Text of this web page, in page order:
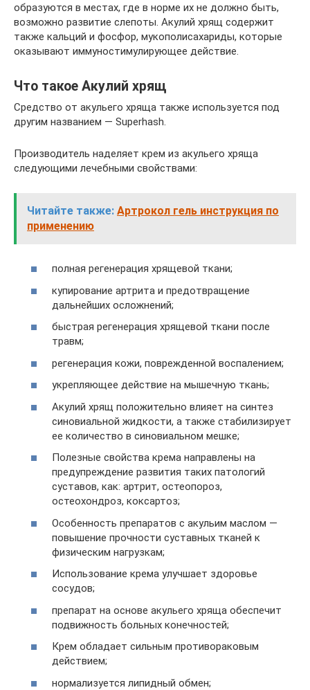
образуются в местах, где в норме их не должно быть,
возможно развитие слепоты. Акулий хрящ содержит
также кальций и фосфор, мукополисахариды, которые
оказывают иммуностимулирующее действие.
Что такое Акулий хрящ
Средство от акульего хряща также используется под
другим названием — Superhash.
Производитель наделяет крем из акульего хряща
следующими лечебными свойствами:
Читайте также: Артрокол гель инструкция по
применению
полная регенерация хрящевой ткани;
купирование артрита и предотвращение
дальнейших осложнений;
быстрая регенерация хрящевой ткани после
травм;
регенерация кожи, поврежденной воспалением;
укрепляющее действие на мышечную ткань;
Акулий хрящ положительно влияет на синтез
синовиальной жидкости, а также стабилизирует
ее количество в синовиальном мешке;
Полезные свойства крема направлены на
предупреждение развития таких патологий
суставов, как: артрит, остеопороз,
остеохондроз, коксартоз;
Особенность препаратов с акульим маслом —
повышение прочности суставных тканей к
физическим нагрузкам;
Использование крема улучшает здоровье
сосудов;
препарат на основе акульего хряща обеспечит
подвижность больных конечностей;
Крем обладает сильным противораковым
действием;
нормализуется липидный обмен;